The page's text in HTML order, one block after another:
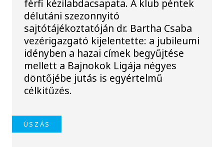
férfi kézilabdacsapata. A klub péntek
délutáni szezonnyitó
sajtótájékoztatóján dr. Bartha Csaba
vezérigazgató kijelentette: a jubileumi
idényben a hazai címek begyűjtése
mellett a Bajnokok Ligája négyes
döntőjébe jutás is egyértelmű
célkitűzés.
ÚSZÁS